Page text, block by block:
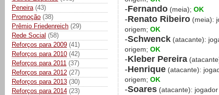
Peneira (43)
Promoção (38)
Prêmio Friedenreich (29)
Rede Social (58)
Reforços para 2009 (41)
Reforços para 2010 (42)
Reforços para 2011 (37)
Reforços para 2012 (27)
Reforços para 2013 (30)
Reforços para 2014 (23)
-Fernando (meia); OK
-Renato Ribeiro (meia):
origem; OK
-Schwenck (atacante):
origem; OK
-Kleber Pereira
-Henrique (atacante):
origem; OK
-Soares (atacante):